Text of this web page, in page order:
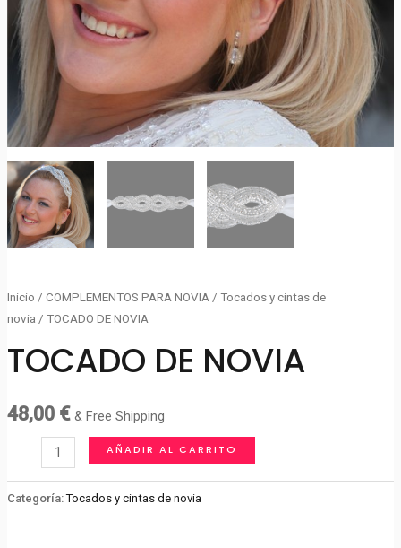
Inicio / COMPLEMENTOS PARA NOVIA / Tocados y cintas de
novia / TOCADO DE NOVIA
TOCADO DE NOVIA
48,00 € & Free Shipping
TOCADO
NOVIA
AÑADIR AL CARRITO
Categoría:Tocados y cintas de novia